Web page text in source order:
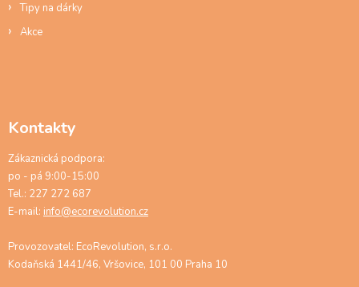
Tipy na dárky
Akce
Kontakty
Zákaznická podpora:
po - pá 9:00-15:00
Tel.: 227 272 687
E-mail: info@ecorevolution.cz
Provozovatel: EcoRevolution, s.r.o.
Kodaňská 1441/46, Vršovice, 101 00 Praha 10